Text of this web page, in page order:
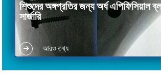
শিশুদের অঙ্গপ্রতির জন্য অর্ধ এপিফিসিয়াল
সার্জারি
শিশুদের বৃদ্ধি পর্বে লিম্ব কোণ বিকৃতি এবং সংশোধনের
আরও তথ্য